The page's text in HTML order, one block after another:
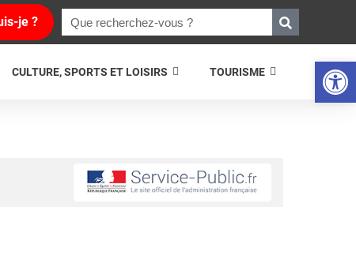
Ouvrir
je ?
CULTURE, SPORTS ET LOISIRS TOURISME